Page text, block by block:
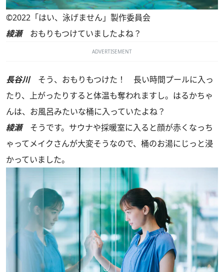
©2022「はい、泳げません」製作委員会
綾瀬おもりもつけていましたよね？
ADVERTISEMENT
長谷川そう、おもりもつけた！ 長い時間プールに入っ
たり、上がったりすると体温も奪われますし。はるかちゃ
んは、お風呂みたいな桶に入っていたよね？
綾瀬そうです。サウナや採暖室に入ると顔が赤くなっち
ゃってメイクさんが大変そうなので、桶のお湯にじっと浸
かっていました。